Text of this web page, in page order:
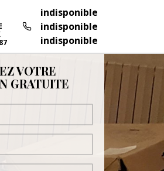
indisponible
indisponible
indisponible
VOTRE
GRATUITE